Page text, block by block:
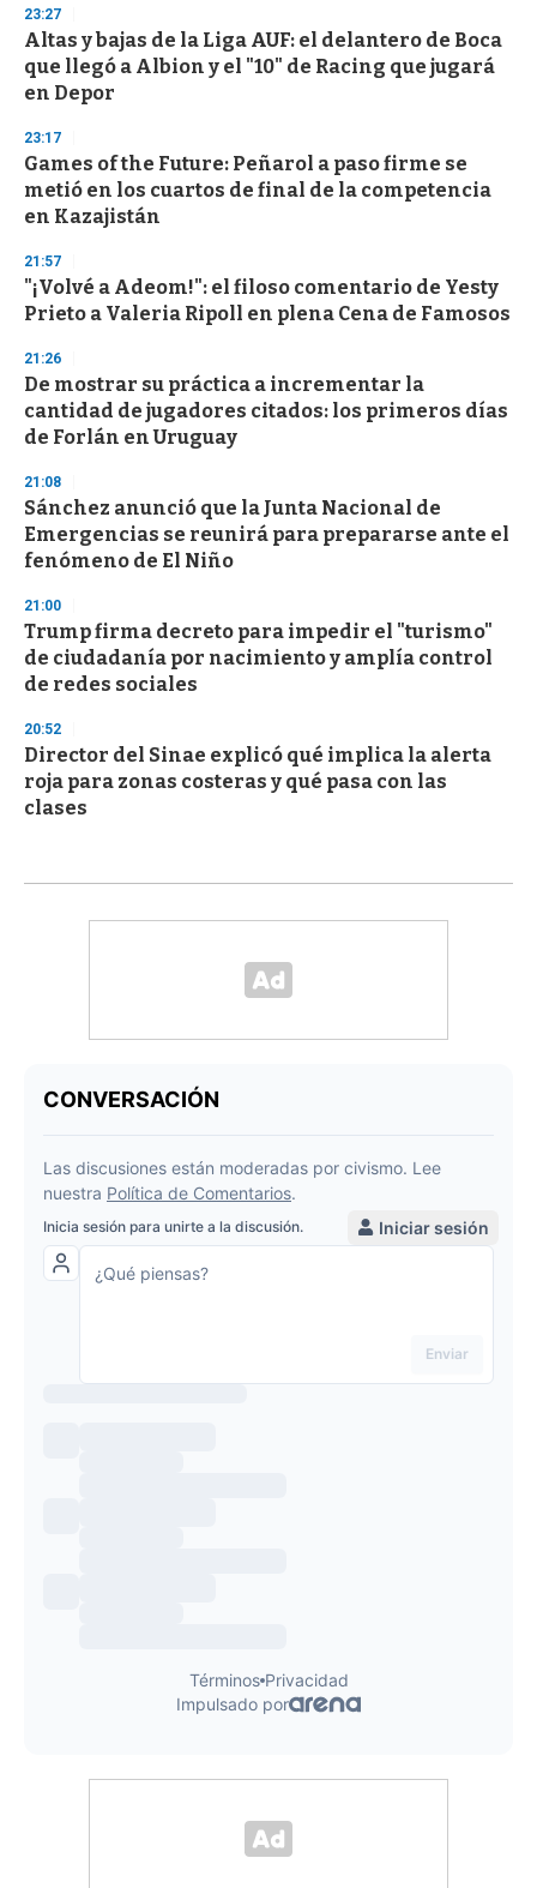
s
e
c
o
n
23:27
Altas y bajas de la Liga AUF: el delantero de Boca
que llegó a Albion y el "10" de Racing que jugará
en Depor
23:17
Games of the Future: Peñarol a paso firme se
metió en los cuartos de final de la competencia
en Kazajistán
21:57
"¡Volvé a Adeom!": el filoso comentario de Yesty
Prieto a Valeria Ripoll en plena Cena de Famosos
21:26
De mostrar su práctica a incrementar la
cantidad de jugadores citados: los primeros días
de Forlán en Uruguay
21:08
Sánchez anunció que la Junta Nacional de
Emergencias se reunirá para prepararse ante el
fenómeno de El Niño
21:00
Trump firma decreto para impedir el "turismo"
de ciudadanía por nacimiento y amplía control
de redes sociales
20:52
Director del Sinae explicó qué implica la alerta
roja para zonas costeras y qué pasa con las
clases